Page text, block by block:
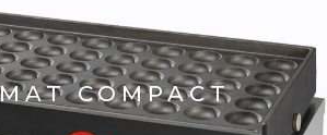
COMPACT